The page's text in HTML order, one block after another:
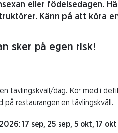
eller födelsedagen.
Känn på att köra
sker på egen risk!
tävlingskväll/dag. Kör med i
på restaurangen en tävlingskväll.
2026: 17 sep, 25 sep, 5 okt, 17